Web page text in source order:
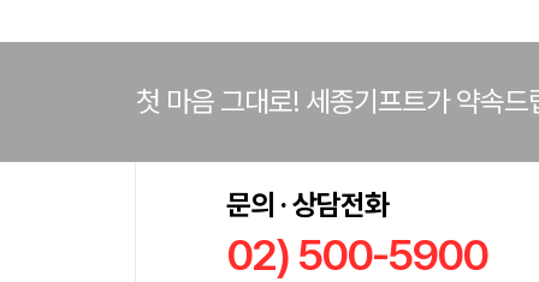
첫 마음 그대로! 세종기프트가 약속드
문의 · 상담전화
02) 500-5900